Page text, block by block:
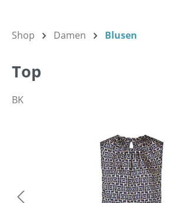
Shop Damen Blusen
Top
BK
Bildergalerie überspringen